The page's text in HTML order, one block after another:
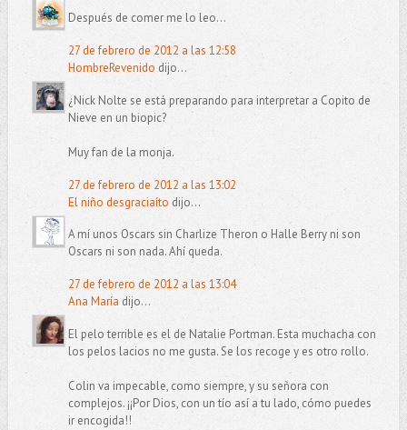
Después de comer me lo leo...
27 de febrero de 2012 a las 12:58
HombreRevenido dijo...
¿Nick Nolte se está preparando para interpretar a Copito de
Nieve en un biopic?
Muy fan de la monja.
27 de febrero de 2012 a las 13:02
El niño desgraciaíto dijo...
A mí unos Oscars sin Charlize Theron o Halle Berry ni son
Oscars ni son nada. Ahí queda.
27 de febrero de 2012 a las 13:04
Ana María dijo...
El pelo terrible es el de Natalie Portman. Esta muchacha con
los pelos lacios no me gusta. Se los recoge y es otro rollo.
Colin va impecable, como siempre, y su señora con
complejos. ¡¡Por Dios, con un tío así a tu lado, cómo puedes
ir encogida!!